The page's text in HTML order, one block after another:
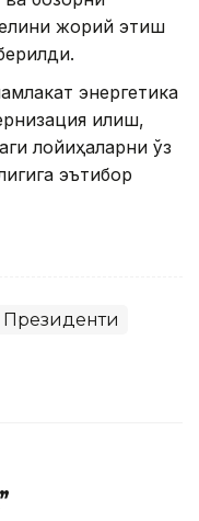
жорий этиш
энергетика
қилиш,
лойиҳаларни ўз
эътибор
Президенти